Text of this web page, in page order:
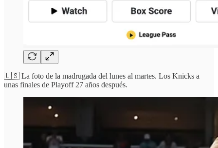
🇺🇸 La foto de la madrugada del lunes al martes. Los Knicks a
unas finales de Playoff 27 años después.